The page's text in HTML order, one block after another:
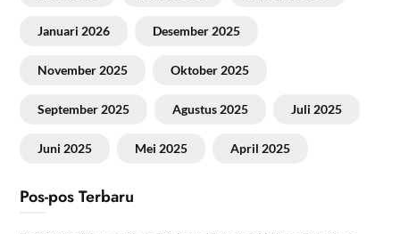
Januari 2026 Desember 2025
November 2025 Oktober 2025
September 2025 Agustus 2025 Juli 2025
Juni 2025 Mei 2025 April 2025
Pos-pos Terbaru